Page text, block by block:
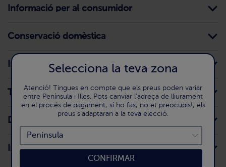
Informació per al consumidor
Conservació domèstica
Ingredients
Traces
Declaració nutricional
Intoleràncies
Selecciona la teva zona
Atenció! Tingues en compte que els preus poden variar
entre Península i Illes. Pots canviar l'adreça de lliurament
en el procés de pagament, si ho fas, no et preocupis!, els
preus s'adaptaran a la teva elecció.
CONFIRMAR